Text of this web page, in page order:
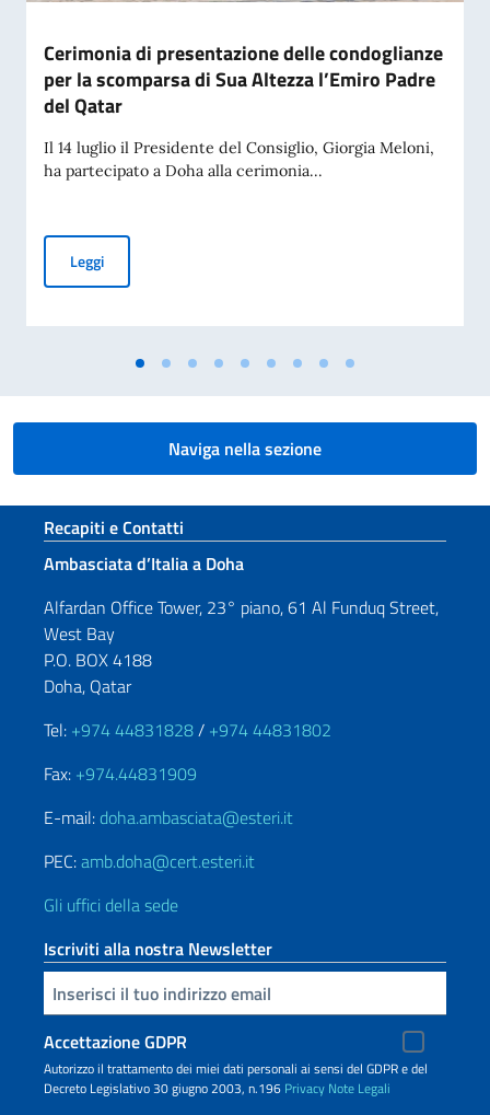
Cerimonia di presentazione delle condoglianze
per la scomparsa di Sua Altezza l’Emiro Padre
del Qatar
Il 14 luglio il Presidente del Consiglio, Giorgia Meloni,
ha partecipato a Doha alla cerimonia...
LeggiCerimonia di presentazione delle condoglianze per la
Naviga nella sezione
Sezione footer
Recapiti e Contatti
Ambasciata d’Italia a Doha
Alfardan Office Tower, 23° piano, 61 Al Funduq Street,
West Bay
P.O. BOX 4188
Doha, Qatar
Tel: +974 44831828/ +974 44831802
Fax: +974.44831909
E-mail: doha.ambasciata@esteri.it
PEC:amb.doha@cert.esteri.it
Gli uffici della sede
Iscriviti alla nostra Newsletter
Inserisci la tua email
Accettazione GDPR
Autorizzo il trattamento dei miei dati personali ai sensi del GDPR e del
Decreto Legislativo 30 giugno 2003, n.196 Privacy Note Legali